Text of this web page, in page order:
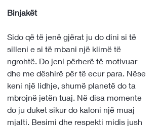
Binjakët
Sido që të jenë gjërat ju do dini si të
silleni e si të mbani një klimë të
ngrohtë. Do jeni përherë të motivuar
dhe me dëshirë për të ecur para. Nëse
keni një lidhje, shumë planetë do ta
mbrojnë jetën tuaj. Në disa momente
do ju duket sikur do kaloni një muaj
mjalti. Besimi dhe respekti midis jush